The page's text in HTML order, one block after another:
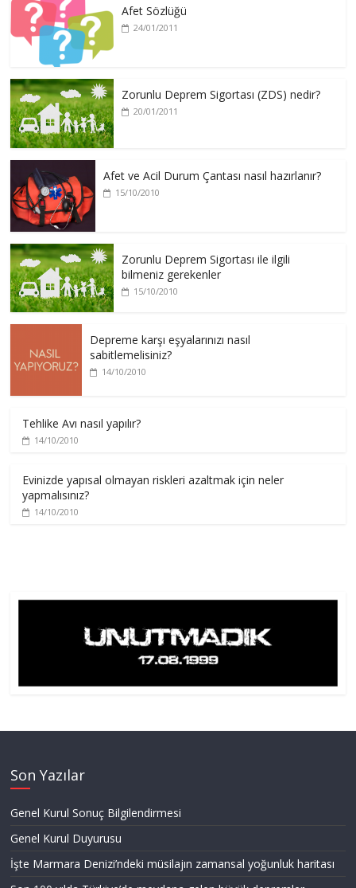
Afet Sözlüğü
24/01/2011
Zorunlu Deprem Sigortası (ZDS) nedir?
20/01/2011
Afet ve Acil Durum Çantası nasıl hazırlanır?
15/10/2010
Zorunlu Deprem Sigortası ile ilgili
bilmeniz gerekenler
15/10/2010
Depreme karşı eşyalarınızı nasıl
sabitlemelisiniz?
14/10/2010
Tehlike Avı nasıl yapılır?
14/10/2010
Evinizde yapısal olmayan riskleri azaltmak için neler
yapmalısınız?
14/10/2010
Son Yazılar
Genel Kurul Sonuç Bilgilendirmesi
Genel Kurul Duyurusu
İşte Marmara Denizi’ndeki müsilajın zamansal yoğunluk haritası